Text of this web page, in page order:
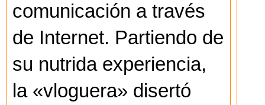
comunicación a través
de Internet. Partiendo de
su nutrida experiencia,
la «vloguera» disertó